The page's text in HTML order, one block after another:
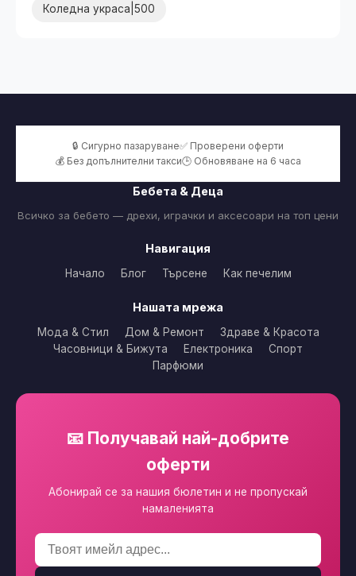
Коледна украса|500
🔒 Сигурно пазаруване✅ Проверени оферти
💰 Без допълнителни такси🕒 Обновяване на 6 часа
Бебета & Деца
Всичко за бебето — дрехи, играчки и аксесоари на топ цени
Навигация
Начало Блог Търсене Как печелим
Нашата мрежа
Мода & Стил Дом & Ремонт
Здраве & Красота
Часовници & Бижута
Електроника
Спорт
Парфюми
📧 Получавай най-добрите
оферти
Абонирай се за нашия бюлетин и не пропускай
намаленията